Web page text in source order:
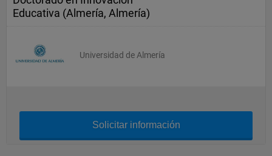
Educativa (Almería, Almería)
Universidad de Almería
Solicitar información